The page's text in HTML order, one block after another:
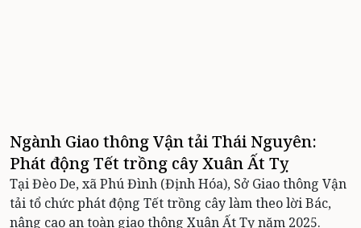
Ngành Giao thông Vận tải Thái Nguyên:
Phát động Tết trồng cây Xuân Ất Tỵ
Tại Đèo De, xã Phú Đình (Định Hóa), Sở Giao thông Vận
tải tổ chức phát động Tết trồng cây làm theo lời Bác,
nâng cao an toàn giao thông Xuân Ất Tỵ năm 2025.